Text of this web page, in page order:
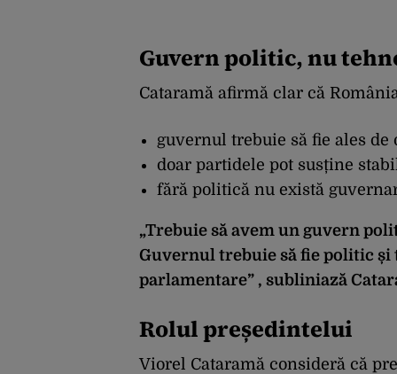
Guvern politic, nu
Cataramă afirmă clar că
guvernul trebuie să fie ales
doar partidele pot susține
fără politică nu există
„Trebuie să avem un guvern
Guvernul trebuie să fie politic
parlamentare” , subliniază
Rolul președintelui
Viorel Cataramă consideră că